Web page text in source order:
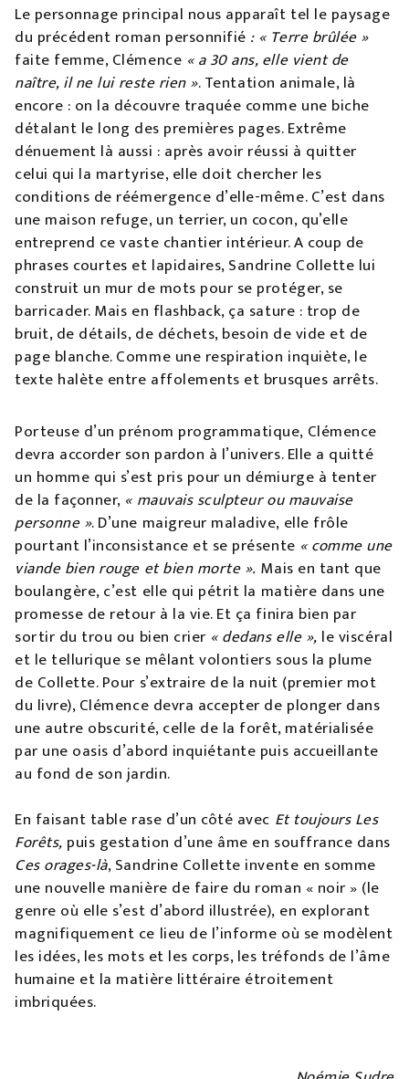
Le personnage principal nous apparaît tel le paysage
du précédent roman personnifié : « Terre brûlée »
faite femme, Clémence « a 30 ans, elle vient de
naître, il ne lui reste rien ». Tentation animale, là
encore : on la découvre traquée comme une biche
détalant le long des premières pages. Extrême
dénuement là aussi : après avoir réussi à quitter
celui qui la martyrise, elle doit chercher les
conditions de réémergence d’elle-même. C’est dans
une maison refuge, un terrier, un cocon, qu’elle
entreprend ce vaste chantier intérieur. A coup de
phrases courtes et lapidaires, Sandrine Collette lui
construit un mur de mots pour se protéger, se
barricader. Mais en flashback, ça sature : trop de
bruit, de détails, de déchets, besoin de vide et de
page blanche. Comme une respiration inquiète, le
texte halète entre affolements et brusques arrêts.
Porteuse d’un prénom programmatique, Clémence
devra accorder son pardon à l’univers. Elle a quitté
un homme qui s’est pris pour un démiurge à tenter
de la façonner, « mauvais sculpteur ou mauvaise
personne ». D’une maigreur maladive, elle frôle
pourtant l’inconsistance et se présente « comme une
viande bien rouge et bien morte ». Mais en tant que
boulangère, c’est elle qui pétrit la matière dans une
promesse de retour à la vie. Et ça finira bien par
sortir du trou ou bien crier « dedans elle », le viscéral
et le tellurique se mêlant volontiers sous la plume
de Collette. Pour s’extraire de la nuit (premier mot
du livre), Clémence devra accepter de plonger dans
une autre obscurité, celle de la forêt, matérialisée
par une oasis d’abord inquiétante puis accueillante
au fond de son jardin.
En faisant table rase d’un côté avec Et toujours Les
Forêts, puis gestation d’une âme en souffrance dans
Ces orages-là, Sandrine Collette invente en somme
une nouvelle manière de faire du roman « noir » (le
genre où elle s’est d’abord illustrée), en explorant
magnifiquement ce lieu de l’informe où se modèlent
les idées, les mots et les corps, les tréfonds de l’âme
humaine et la matière littéraire étroitement
imbriquées.